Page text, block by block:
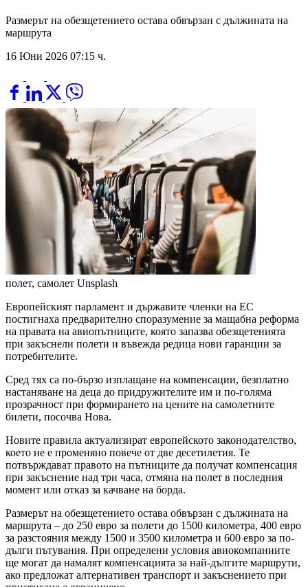
Размерът на обезщетението остава обвързан с дължината на
маршрута
16 Юни 2026 07:15 ч.
полет, самолет Unsplash
Европейският парламент и държавите членки на ЕС
постигнаха предварително споразумение за мащабна реформа
на правата на авиопътниците, която запазва обезщетенията
при закъснели полети и въвежда редица нови гаранции за
потребителите.
Сред тях са по-бързо изплащане на компенсации, безплатно
настаняване на деца до придружителите им и по-голяма
прозрачност при формирането на цените на самолетните
билети, посочва Нова.
Новите правила актуализират европейското законодателство,
което не е променяно повече от две десетилетия. Те
потвърждават правото на пътниците да получат компенсация
при закъснение над три часа, отмяна на полет в последния
момент или отказ за качване на борда.
Размерът на обезщетението остава обвързан с дължината на
маршрута – до 250 евро за полети до 1500 километра, 400 евро
за разстояния между 1500 и 3500 километра и 600 евро за по-
дълги пътувания. При определени условия авиокомпаниите
ще могат да намалят компенсацията за най-дългите маршрути,
ако предложат алтернативен транспорт и закъснението при